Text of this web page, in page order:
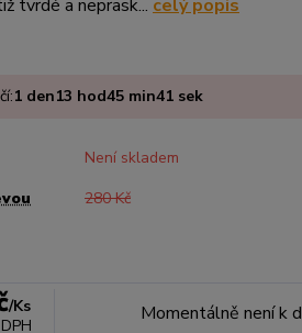
tvrdé a neprask... celý popis
1 den13 hod45 min40 sek
Není skladem
280 Kč
/Ks
Momentálně není k